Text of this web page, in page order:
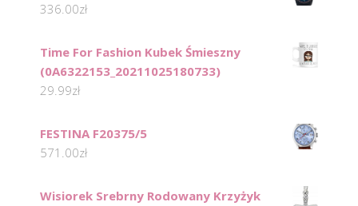
336.00zł
Time For Fashion Kubek Śmieszny
(0A6322153_20211025180733)
29.99zł
FESTINA F20375/5
571.00zł
Wisiorek Srebrny Rodowany Krzyżyk